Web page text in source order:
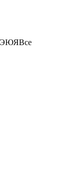
ЭЮЯВсе